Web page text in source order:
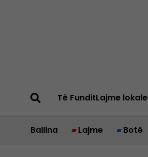
Të FunditLajme lokale
Ballina Lajme Botë